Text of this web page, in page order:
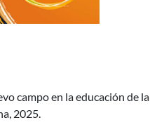
campo en la educación de la
2025.